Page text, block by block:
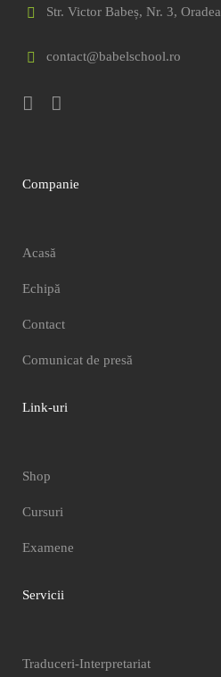
Str. Victor Babeș, Nr. 3, Oradea
contact@babelschool.ro
Companie
Acasă
Echipă
Contact
Comunicat de presă
Link-uri
Shop
Cursuri
Examene
Servicii
Traduceri-Interpretariat